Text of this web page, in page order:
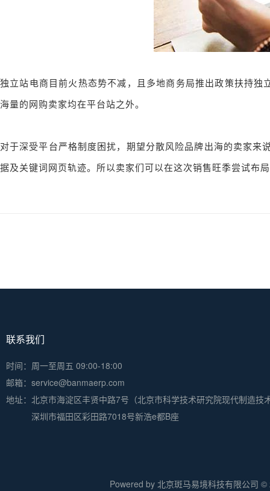
独立站电商目前火热态势不减，且多地商务局推出政策扶持
海量的网购卖家均在平台站之外。
对于深受平台严格制度困扰，期望分散风险品牌出海的卖家
据及关键词网页轨迹。所以卖家们可以在这次销售旺季尝试布
联系我们
时间：周一至周五 09:00-18:00
邮箱：service@banmaerp.com
地址： 北京市海淀区丰贤中路7号（北京市科学技术研究院现代制造技
深圳市福田区彩田路7018号新浩e都B座
Powered by 北京斑马易境科技有限公司